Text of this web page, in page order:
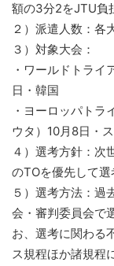
額の3分2をJTU負
２）派遣人数：各
３）対象大会：
・ワールドトラ
日・韓国
・ヨーロッパト
ウタ）10月8日・
４）選考方針：次
のTOを優先して選
５）選考方法：過
会・審判委員会で
お、選考に関わる
ス規程ほか諸規程